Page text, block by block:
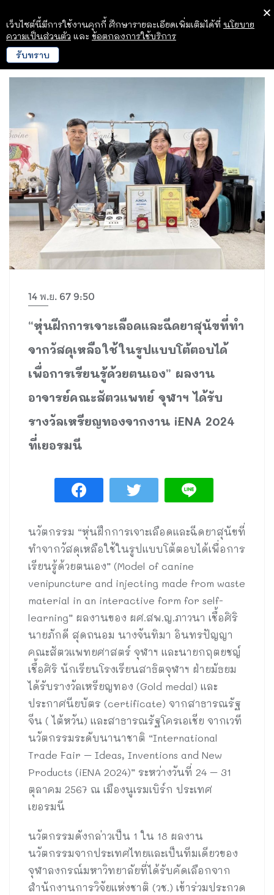
14 พ.ย. 67 9:50
“หุ่นฝึกการเจาะเลือดและฉีดยาสุนัขที่ทำ
จากวัสดุเหลือใช้ในรูปแบบโต้ตอบได้
เพื่อการเรียนรู้ด้วยตนเอง” ผลงาน
อาจารย์คณะสัตวแพทย์ จุฬาฯ ได้รับ
รางวัลเหรียญทองจากงาน iENA 2024
ที่เยอรมนี
นวัตกรรม “หุ่นฝึกการเจาะเลือดและฉีดยาสุนัขที่
ทำจากวัสดุเหลือใช้ในรูปแบบโต้ตอบได้เพื่อการ
เรียนรู้ด้วยตนเอง” (Model of canine
venipuncture and injecting made from waste
material in an interactive form for self-
learning” ผลงานของ ผศ.สพ.ญ.ภาวนา เชื้อศิริ
นายภักดี สุดถนอม นางจันทิมา อินทรปัญญา
คณะสัตวแพทยศาสตร์ จุฬาฯ และนายกฤตยชญ์
เชื้อศิริ นักเรียนโรงเรียนสาธิตจุฬาฯ ฝ่ายมัธยม
ได้รับรางวัลเหรียญทอง (Gold medal) และ
ประกาศนียบัตร (certificate) จากสาธารณรัฐ
จีน ( ไต้หวัน) และสาธารณรัฐโครเอเชีย จากเวที
นวัตกรรมระดับนานาชาติ “International
Trade Fair – Ideas, Inventions and New
Products (iENA 2024)” ระหว่างวันที่ 24 – 31
ตุลาคม 2567 ณ เมืองนูเรมเบิร์ก ประเทศ
เยอรมนี
นวัตกรรมดังกล่าวเป็น 1 ใน 18 ผลงาน
นวัตกรรมจากประเทศไทยและเป็นทีมเดียวของ
จุฬาลงกรณ์มหาวิทยาลัยที่ได้รับคัดเลือกจาก
สำนักงานการวิจัยแห่งชาติ (วช.) เข้าร่วมประกวด
เว็บไซต์นี้มีการใช้งานคุกกี้ ศึกษารายละเอียดเพิ่มเติมได้ที่ นโยบาย
ความเป็นส่วนตัว และ ข้อตกลงการใช้บริการ
รับทราบ